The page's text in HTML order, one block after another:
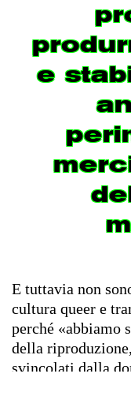
e
E tuttavia non
cultura queer e
perché «abbiamo
della
svincolati dalla
soltanto una
sulle relazioni